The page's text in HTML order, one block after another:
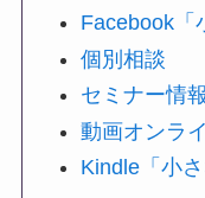
Facebook「
個別相談
セミナー情報
動画オンラ
Kindle「小